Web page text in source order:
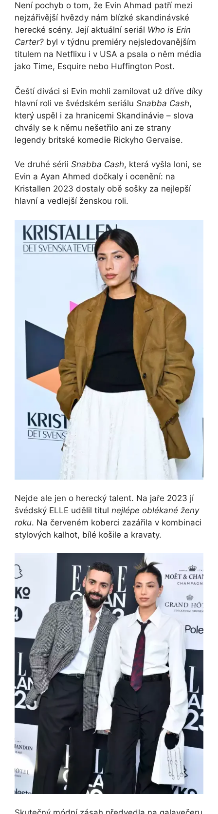
Není pochyb o tom, že Evin Ahmad patří mezi
nejzářivější hvězdy nám blízké skandinávské
herecké scény. Její aktuální seriál Who is Erin
Carter? byl v týdnu premiéry nejsledovanějším
titulem na Netflixu i v USA a psala o něm média
jako Time, Esquire nebo Huffington Post.
Čeští diváci si Evin mohli zamilovat už dříve díky
hlavní roli ve švédském seriálu Snabba Cash,
který uspěl i za hranicemi Skandinávie – slova
chvály se k němu nešetřilo ani ze strany
legendy britské komedie Rickyho Gervaise.
Ve druhé sérii Snabba Cash, která vyšla loni, se
Evin a Ayan Ahmed dočkaly i ocenění: na
Kristallen 2023 dostaly obě sošky za nejlepší
hlavní a vedlejší ženskou roli.
Nejde ale jen o herecký talent. Na jaře 2023 jí
švédský ELLE udělil titul nejlépe oblékané ženy
roku. Na červeném koberci zazářila v kombinaci
stylových kalhot, bílé košile a kravaty.